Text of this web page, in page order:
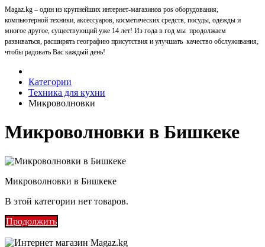
Magaz.kg – один из крупнейших интернет-магазинов pos оборудования,
компьютерной техники, аксессуаров, косметических средств, посуды, одежды и
многое другое, существующий уже 14 лет! Из года в год мы продолжаем
развиваться, расширять географию присутствия и улучшать качество обслуживания,
чтобы радовать Вас каждый день!
Категории
Техника для кухни
Микроволновки
Микроволновки в Бишкеке
Микроволновки в Бишкеке
В этой категории нет товаров.
Продолжить